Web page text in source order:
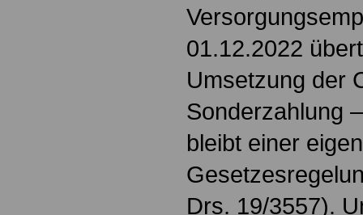
01.12.2022
Umsetzung der
Sonderzahlung
bleibt einer
Drs. 19/3557).